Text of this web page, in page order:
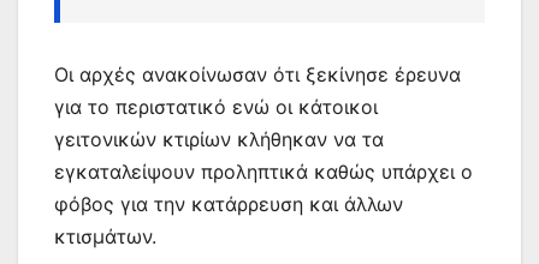
Οι αρχές ανακοίνωσαν ότι ξεκίνησε έρευνα
για το περιστατικό ενώ οι κάτοικοι
γειτονικών κτιρίων κλήθηκαν να τα
εγκαταλείψουν προληπτικά καθώς υπάρχει ο
φόβος για την κατάρρευση και άλλων
κτισμάτων.